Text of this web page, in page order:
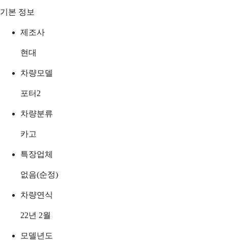
기본 정보
제조사
현대
차량모델
포터2
차량분류
카고
특장업체
없음(순정)
차량연식
22년 2월
모델년도